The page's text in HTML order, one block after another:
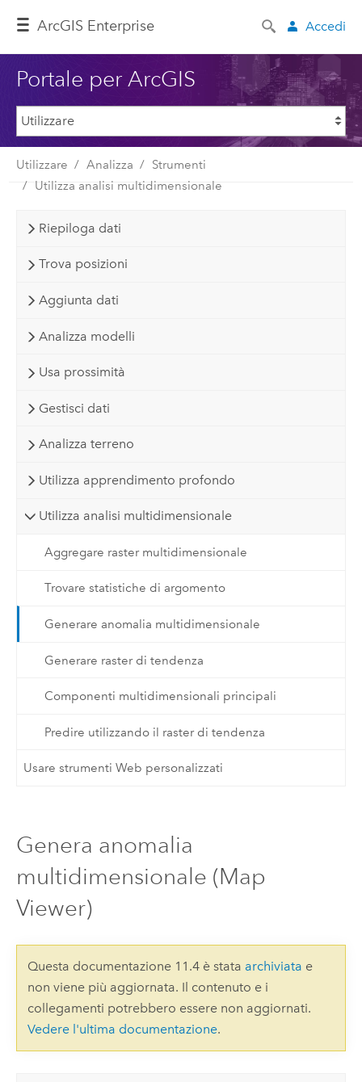
ArcGIS Enterprise Accedi
Portale per ArcGIS
Utilizzare Analizza
Strumenti
Utilizza analisi multidimensionale
Riepiloga dati
Trova posizioni
Aggiunta dati
Analizza modelli
Usa prossimità
Gestisci dati
Analizza terreno
Utilizza apprendimento profondo
Utilizza analisi multidimensionale
Aggregare raster multidimensionale
Trovare statistiche di argomento
Generare anomalia multidimensionale
Generare raster di tendenza
Componenti multidimensionali principali
Predire utilizzando il raster di tendenza
Usare strumenti Web personalizzati
Genera anomalia
multidimensionale (Map
Viewer)
Questa documentazione 11.4 è stata archiviata e
non viene più aggiornata. Il contenuto e i
collegamenti potrebbero essere non aggiornati.
Vedere l'ultima documentazione.